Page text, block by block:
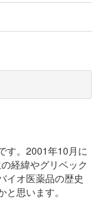
す。2001年10月に
経緯やグリベック
イオ医薬品の歴史
思います。